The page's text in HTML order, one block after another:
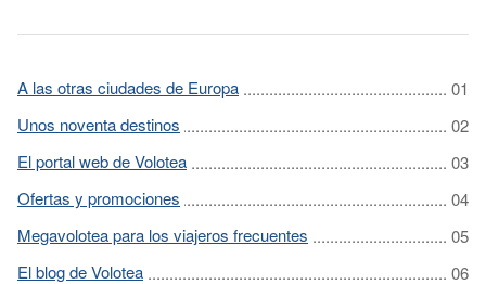
A las otras ciudades de Europa
Unos noventa destinos
El portal web de Volotea
Ofertas y promociones
Megavolotea para los viajeros frecuentes
El blog de Volotea